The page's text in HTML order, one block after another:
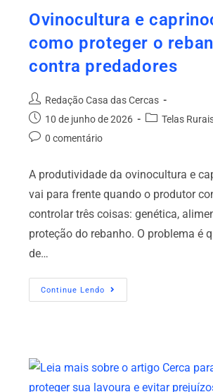
Ovinocultura e
como proteger o
contra predadores
Redação Casa das Cercas
10 de junho de 2026
Telas
0 comentário
A produtividade da ovinocultura e
vai para frente quando o produtor
controlar três coisas: genética,
proteção do rebanho. O problema é
de…
Continue Lendo